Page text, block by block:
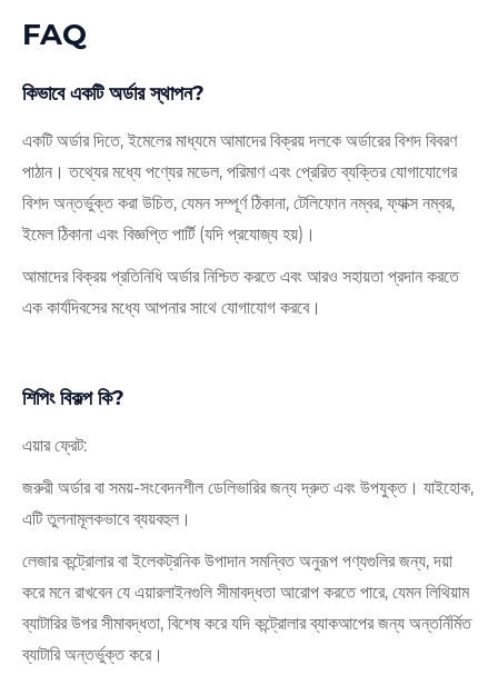
FAQ
কিভাবে একটি অর্ডার স্থাপন?
একটি অর্ডার দিতে, ইমেলের মাধ্যমে আমাদের বিক্রয় দলকে অর্ডারের বিশদ বিবরণ
পাঠান। তথ্যের মধ্যে পণ্যের মডেল, পরিমাণ এবং প্রেরিত ব্যক্তির যোগাযোগের
বিশদ অন্তর্ভুক্ত করা উচিত, যেমন সম্পূর্ণ ঠিকানা, টেলিফোন নম্বর, ফ্যাক্স নম্বর,
ইমেল ঠিকানা এবং বিজ্ঞপ্তি পার্টি (যদি প্রযোজ্য হয়)।
আমাদের বিক্রয় প্রতিনিধি অর্ডার নিশ্চিত করতে এবং আরও সহায়তা প্রদান করতে
এক কার্যদিবসের মধ্যে আপনার সাথে যোগাযোগ করবে।
শিপিং বিকল্প কি?
এয়ার ফ্রেট:
জরুরী অর্ডার বা সময়-সংবেদনশীল ডেলিভারির জন্য দ্রুত এবং উপযুক্ত। যাইহোক,
এটি তুলনামূলকভাবে ব্যয়বহুল।
লেজার কন্ট্রোলার বা ইলেকট্রনিক উপাদান সমন্বিত অনুরূপ পণ্যগুলির জন্য, দয়া
করে মনে রাখবেন যে এয়ারলাইনগুলি সীমাবদ্ধতা আরোপ করতে পারে, যেমন লিথিয়াম
ব্যাটারির উপর সীমাবদ্ধতা, বিশেষ করে যদি কন্ট্রোলার ব্যাকআপের জন্য অন্তর্নির্মিত
ব্যাটারি অন্তর্ভুক্ত করে।